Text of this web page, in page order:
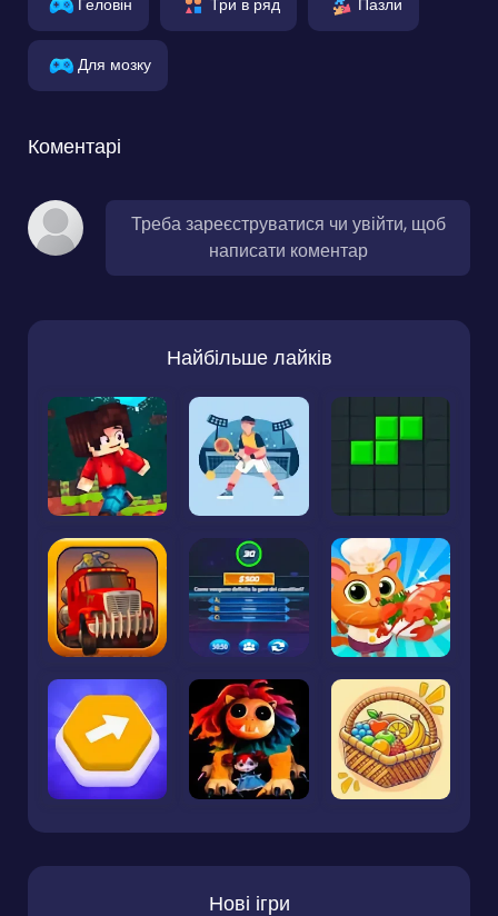
Для мозку
Коментарі
Треба зареєструватися чи увійти, щоб
написати коментар
Найбільше лайків
Нові ігри